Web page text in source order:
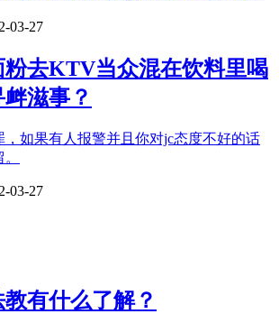
03-27
粉去KTV当众混在饮料里喝
滋事？
，如果有人报警并且你对jc态度不好的话
03-27
有什么了解？